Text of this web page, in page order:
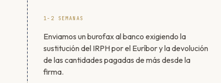
1-2 SEMANAS
Enviamos un burofax al banco exigiendo la
sustitución del IRPH por el Euríbor y la devolución
de las cantidades pagadas de más desde la
firma.